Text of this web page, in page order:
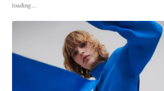
loading...